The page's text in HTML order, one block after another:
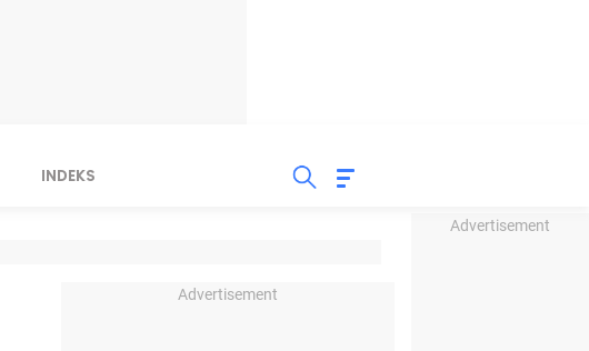
Advertisement
INDEKS
Advertisement